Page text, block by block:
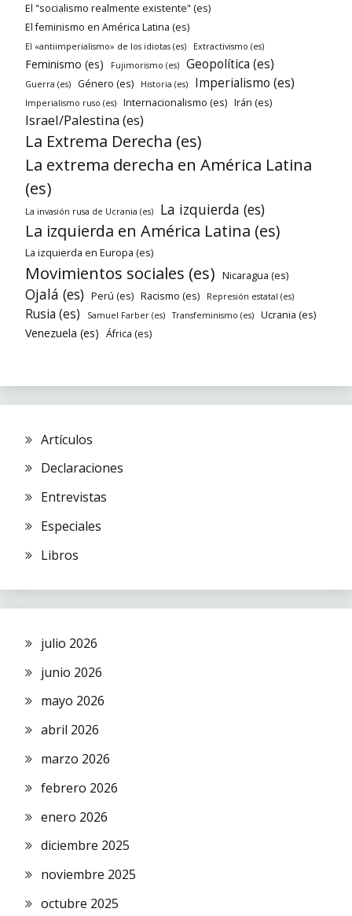
El "socialismo realmente existente" (es)
El feminismo en América Latina (es)
El «antiimperialismo» de los idiotas (es) Extractivismo (es)
Feminismo (es) Fujimorismo (es) Geopolítica (es)
Guerra (es) Género (es) Historia (es) Imperialismo (es)
Imperialismo ruso (es) Internacionalismo (es) Irán (es)
Israel/Palestina (es)
La Extrema Derecha (es)
La extrema derecha en América Latina
(es)
La invasión rusa de Ucrania (es) La izquierda (es)
La izquierda en América Latina (es)
La izquierda en Europa (es)
Movimientos sociales (es) Nicaragua (es)
Ojalá (es) Perú (es) Racismo (es) Represión estatal (es)
Rusia (es) Samuel Farber (es) Transfeminismo (es) Ucrania (es)
Venezuela (es) África (es)
Artículos
Declaraciones
Entrevistas
Especiales
Libros
julio 2026
junio 2026
mayo 2026
abril 2026
marzo 2026
febrero 2026
enero 2026
diciembre 2025
noviembre 2025
octubre 2025